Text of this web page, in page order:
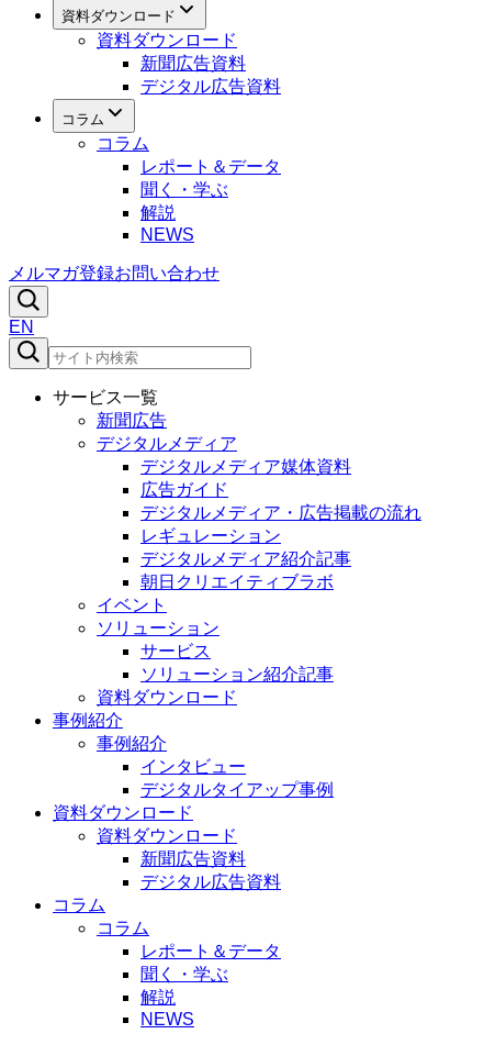
資料ダウンロード
資料ダウンロード
新聞広告資料
デジタル広告資料
コラム
コラム
レポート＆データ
聞く・学ぶ
解説
NEWS
メルマガ登録お問い合わせ
EN
サービス一覧
新聞広告
デジタルメディア
デジタルメディア媒体資料
広告ガイド
デジタルメディア・広告掲載の流れ
レギュレーション
デジタルメディア紹介記事
朝日クリエイティブラボ
イベント
ソリューション
サービス
ソリューション紹介記事
資料ダウンロード
事例紹介
事例紹介
インタビュー
デジタルタイアップ事例
資料ダウンロード
資料ダウンロード
新聞広告資料
デジタル広告資料
コラム
コラム
レポート＆データ
聞く・学ぶ
解説
NEWS